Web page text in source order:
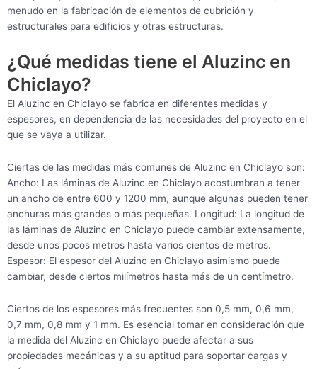
menudo en la fabricación de elementos de cubrición y
estructurales para edificios y otras estructuras.
¿Qué medidas tiene el Aluzinc en
Chiclayo?
El Aluzinc en Chiclayo se fabrica en diferentes medidas y
espesores, en dependencia de las necesidades del proyecto en el
que se vaya a utilizar.
Ciertas de las medidas más comunes de Aluzinc en Chiclayo son:
Ancho: Las láminas de Aluzinc en Chiclayo acostumbran a tener
un ancho de entre 600 y 1200 mm, aunque algunas pueden tener
anchuras más grandes o más pequeñas. Longitud: La longitud de
las láminas de Aluzinc en Chiclayo puede cambiar extensamente,
desde unos pocos metros hasta varios cientos de metros.
Espesor: El espesor del Aluzinc en Chiclayo asimismo puede
cambiar, desde ciertos milímetros hasta más de un centímetro.
Ciertos de los espesores más frecuentes son 0,5 mm, 0,6 mm,
0,7 mm, 0,8 mm y 1 mm. Es esencial tomar en consideración que
la medida del Aluzinc en Chiclayo puede afectar a sus
propiedades mecánicas y a su aptitud para soportar cargas y